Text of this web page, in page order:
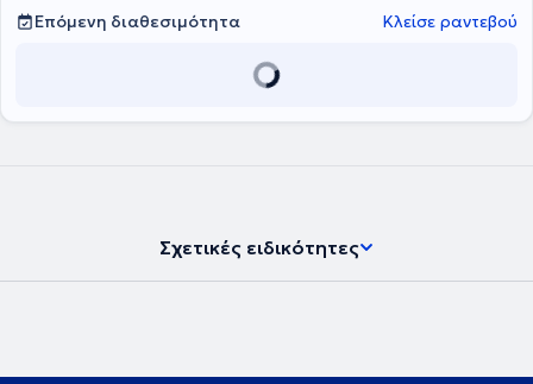
πρέπει να πληρούν συγκεκριμένες προδιαγραφές για να είναι
αποτελεσματικοί, μπορούν να εφαρμοστούν σε περιπτώσεις
αρθρικού πόνου, σε περιπτώσεις ήχων που προέρχονται από τις
Επόμενη διαθεσιμότητα Κλείσε ραντεβού
Σχετικές ειδικότητες